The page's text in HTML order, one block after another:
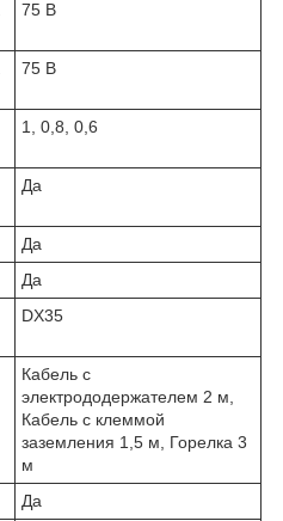
75 В
75 В
1, 0,8, 0,6
Да
Да
Да
DX35
Кабель с
электрододержателем 2 м,
Кабель с клеммой
заземления 1,5 м, Горелка 3
м
Да